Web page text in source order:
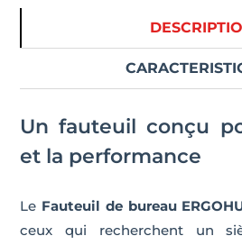
Un fauteuil conçu
et la performance
Le Fauteuil de bureau
ceux qui recherchent un